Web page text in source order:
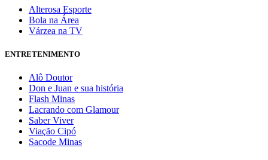
Alterosa Esporte
Bola na Área
Várzea na TV
ENTRETENIMENTO
Alô Doutor
Don e Juan e sua história
Flash Minas
Lacrando com Glamour
Saber Viver
Viação Cipó
Sacode Minas